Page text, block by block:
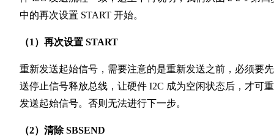
中的再次设置 START 开始。
（1）再次设置 START
重新发送起始信号，需要注意的是重新发送之前，必须要
送停止信号释放总线，让硬件 I2C 成为空闲状态后，才可
发送起始信号。否则无法进行下一步。
（2）清除 SBSEND